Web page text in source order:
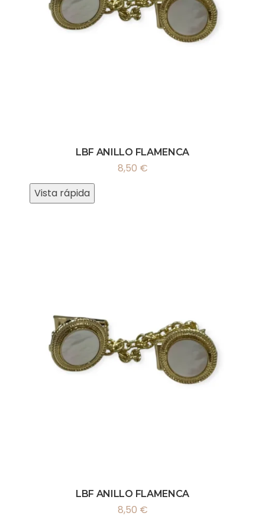
LBF ANILLO FLAMENCA
8,50 €
Vista rápida
LBF ANILLO FLAMENCA
8,50 €